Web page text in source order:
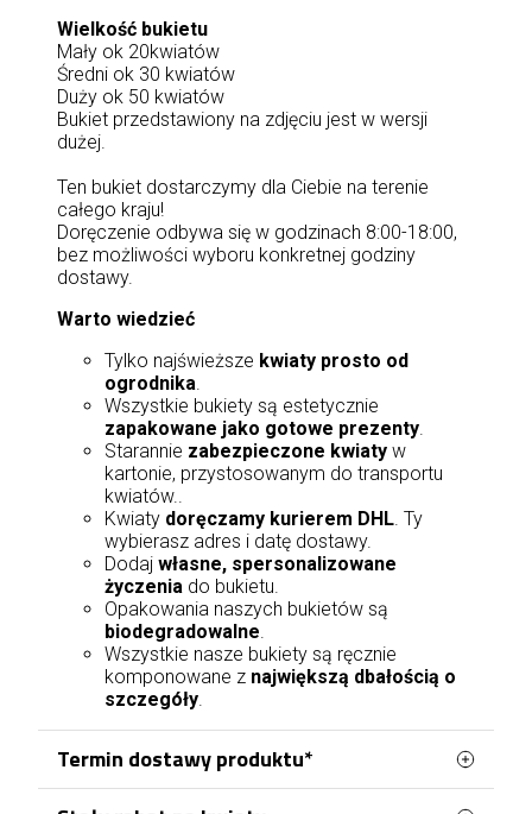
Wielkość bukietu
Mały ok 20kwiatów
Średni ok 30 kwiatów
Duży ok 50 kwiatów
Bukiet przedstawiony na zdjęciu jest w wersji
dużej.
Ten bukiet dostarczymy dla Ciebie na terenie
całego kraju!
Doręczenie odbywa się w godzinach 8:00-18:00,
bez możliwości wyboru konkretnej godziny
dostawy.
Warto wiedzieć
Tylko najświeższe kwiaty prosto od
ogrodnika.
Wszystkie bukiety są estetycznie
zapakowane jako gotowe prezenty.
Starannie zabezpieczone kwiaty w
kartonie, przystosowanym do transportu
kwiatów..
Kwiaty doręczamy kurierem DHL. Ty
wybierasz adres i datę dostawy.
Dodaj własne, spersonalizowane
życzenia do bukietu.
Opakowania naszych bukietów są
biodegradowalne.
Wszystkie nasze bukiety są ręcznie
komponowane z największą dbałością o
szczegóły.
Termin dostawy produktu*